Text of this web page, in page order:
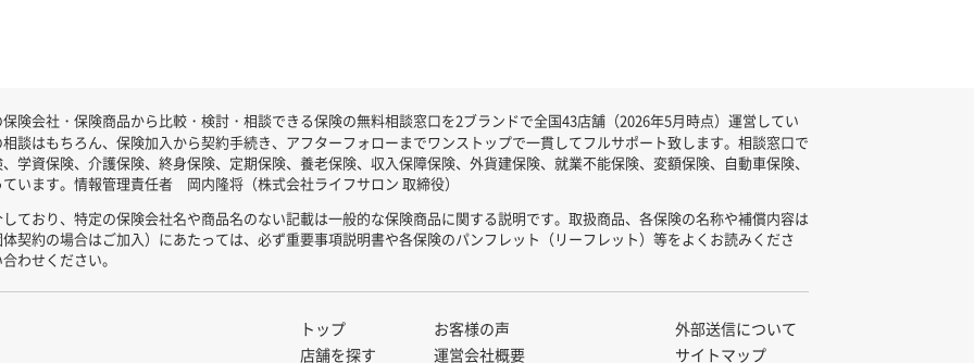
険会社・保険商品から比較・検討・相談できる保険の無料相談窓口を2ブランドで全国43店舗（2026年5月時点）運営してい
談はもちろん、保険加入から契約手続き、アフターフォローまでワンストップで一貫してフルサポート致します。相談窓口で
学資保険、介護保険、終身保険、定期保険、養老保険、収入保障保険、外貨建保険、就業不能保険、変額保険、自動車保険、
います。情報管理責任者 岡内隆将（株式会社ライフサロン 取締役）
ており、特定の保険会社名や商品名のない記載は一般的な保険商品に関する説明です。取扱商品、各保険の名称や補償内容は
契約の場合はご加入）にあたっては、必ず重要事項説明書や各保険のパンフレット（リーフレット）等をよくお読みくださ
わせください。
トップ
店舗を探す
お客様の声
運営会社概要
外部送信について
サイトマップ